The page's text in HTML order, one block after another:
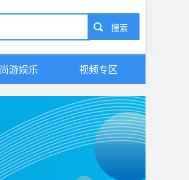
尚游娱乐 视频专区